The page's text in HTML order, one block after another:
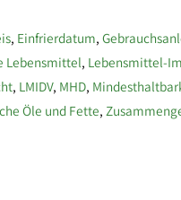
, Einfrierdatum,
Lebensmittel, Lebensmittel-
, LMIDV, MHD,
Öle und Fette,